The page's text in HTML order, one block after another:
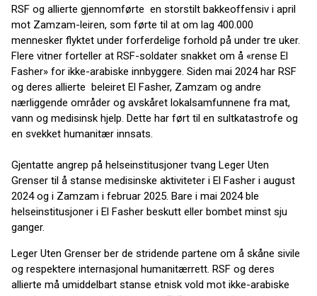
RSF og allierte gjennomførte en storstilt bakkeoffensiv i april
mot Zamzam-leiren, som førte til at om lag 400.000
mennesker flyktet under forferdelige forhold på under tre uker.
Flere vitner forteller at RSF-soldater snakket om å «rense El
Fasher» for ikke-arabiske innbyggere. Siden mai 2024 har RSF
og deres allierte beleiret El Fasher, Zamzam og andre
nærliggende områder og avskåret lokalsamfunnene fra mat,
vann og medisinsk hjelp. Dette har ført til en sultkatastrofe og
en svekket humanitær innsats.
Gjentatte angrep på helseinstitusjoner tvang Leger Uten
Grenser til å stanse medisinske aktiviteter i El Fasher i august
2024 og i Zamzam i februar 2025. Bare i mai 2024 ble
helseinstitusjoner i El Fasher beskutt eller bombet minst sju
ganger.
Leger Uten Grenser ber de stridende partene om å skåne sivile
og respektere internasjonal humanitærrett. RSF og deres
allierte må umiddelbart stanse etnisk vold mot ikke-arabiske